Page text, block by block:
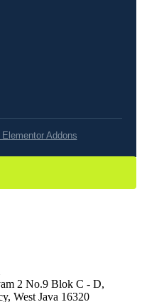
Elementor Addons
2 No.9 Blok C - D,
West Java 16320